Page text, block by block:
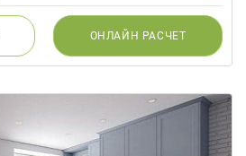
ОНЛАЙН РАСЧЕТ